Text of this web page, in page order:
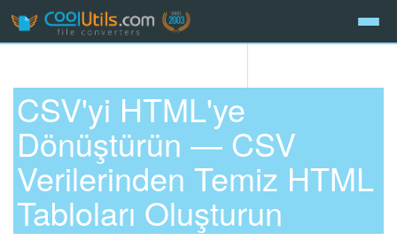
CSV'yi HTML'ye
Dönüştürün — CSV
Verilerinden Temiz HTML
Tabloları Oluşturun